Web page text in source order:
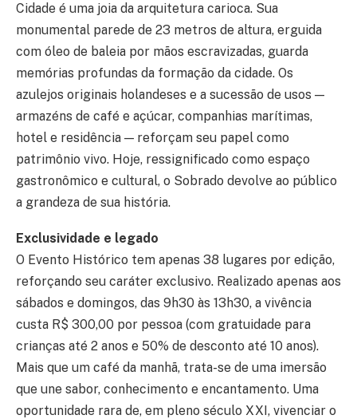
Cidade é uma joia da arquitetura carioca. Sua
monumental parede de 23 metros de altura, erguida
com óleo de baleia por mãos escravizadas, guarda
memórias profundas da formação da cidade. Os
azulejos originais holandeses e a sucessão de usos —
armazéns de café e açúcar, companhias marítimas,
hotel e residência — reforçam seu papel como
patrimônio vivo. Hoje, ressignificado como espaço
gastronômico e cultural, o Sobrado devolve ao público
a grandeza de sua história.
Exclusividade e legado
O Evento Histórico tem apenas 38 lugares por edição,
reforçando seu caráter exclusivo. Realizado apenas aos
sábados e domingos, das 9h30 às 13h30, a vivência
custa R$ 300,00 por pessoa (com gratuidade para
crianças até 2 anos e 50% de desconto até 10 anos).
Mais que um café da manhã, trata-se de uma imersão
que une sabor, conhecimento e encantamento. Uma
oportunidade rara de, em pleno século XXI, vivenciar o